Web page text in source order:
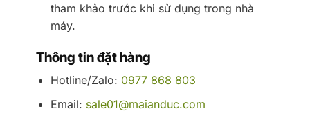
tham khảo trước khi sử dụng trong nhà
máy.
Thông tin đặt hàng
Hotline/Zalo: 0977 868 803
Email: sale01@maianduc.com